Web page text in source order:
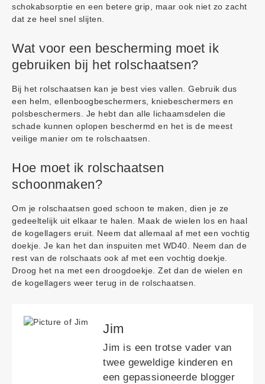
schokabsorptie en een betere grip, maar ook niet zo zacht
dat ze heel snel slijten.
Wat voor een bescherming moet ik
gebruiken bij het rolschaatsen?
Bij het rolschaatsen kan je best vies vallen. Gebruik dus
een helm, ellenboogbeschermers, kniebeschermers en
polsbeschermers. Je hebt dan alle lichaamsdelen die
schade kunnen oplopen beschermd en het is de meest
veilige manier om te rolschaatsen.
Hoe moet ik rolschaatsen
schoonmaken?
Om je rolschaatsen goed schoon te maken, dien je ze
gedeeltelijk uit elkaar te halen. Maak de wielen los en haal
de kogellagers eruit. Neem dat allemaal af met een vochtig
doekje. Je kan het dan inspuiten met WD40. Neem dan de
rest van de rolschaats ook af met een vochtig doekje.
Droog het na met een droogdoekje. Zet dan de wielen en
de kogellagers weer terug in de rolschaatsen.
Jim
Jim is een trotse vader van
twee geweldige kinderen en
een gepassioneerde blogger